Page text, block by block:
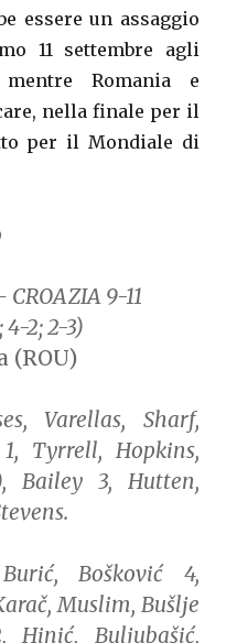
essere un assaggio
11 settembre agli
Romania e
nella finale per il
per il Mondiale di
9-11
4-2; 2-3)
(ROU)
Varellas, Sharf,
Tyrrell, Hopkins,
Bailey 3, Hutten,
Bošković 4,
Muslim, Bušlje
Hinić, Buljubašić,